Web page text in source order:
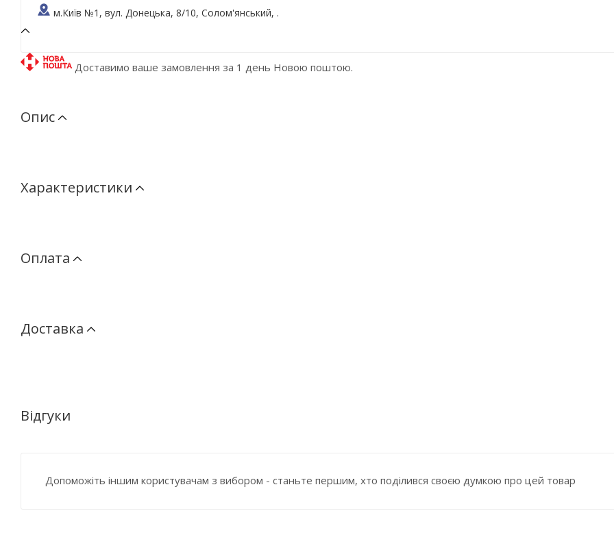
м.Київ №1, вул. Донецька, 8/10, Солом'янський, .
Доставимо ваше замовлення за 1 день Новою поштою.
Опис
Характеристики
Оплата
Доставка
Відгуки
Допоможіть іншим користувачам з вибором - станьте першим, хто поділився своєю думкою про цей товар